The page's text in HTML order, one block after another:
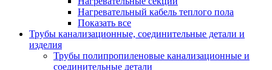
Нагревательный кабель теплого пола
Показать все
Трубы канализационные, соединительные детали и
изделия
Трубы полипропиленовые канализационные и
соединительные детали